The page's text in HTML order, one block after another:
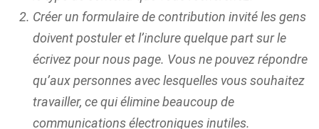
Créer un formulaire de contribution invitéles gens
doivent postuler et l’inclure quelque part sur le
écrivez pour nouspage. Vous ne pouvez répondre
qu’aux personnes avec lesquelles vous souhaitez
travailler, ce qui élimine beaucoup de
communications électroniques inutiles.